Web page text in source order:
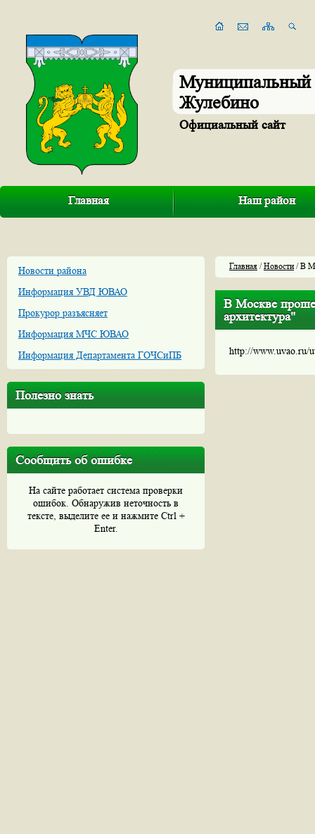
Муниципальный
Жулебино
Официальный сайт
Главная Наш район
Новости района
Информация УВД ЮВАО
Прокурор разъясняет
Информация МЧС ЮВАО
Информация Департамента ГОЧСиПБ
Полезно знать
Сообщить об ошибке
На сайте работает система проверки
ошибок. Обнаружив неточность в
тексте, выделите ее и нажмите Ctrl +
Enter.
Главная /Новости/ В
В Москве
архитектура"
http://www.uvao.ru/